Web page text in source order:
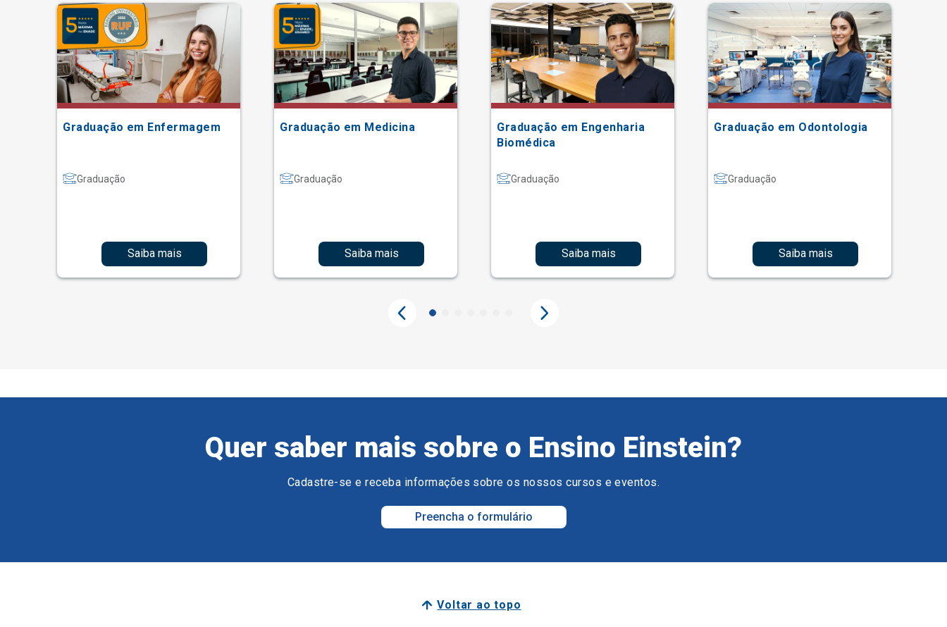
Graduação em Enfermagem
Graduação
Saiba mais
Graduação em Medicina
Graduação
Saiba mais
Graduação em Engenharia
Biomédica
Graduação
Saiba mais
Graduação em Odontologia
Graduação
Saiba mais
Quer saber mais sobre o Ensino Einstein?
Cadastre-se e receba informações sobre os nossos cursos e eventos.
Preencha o formulário
Voltar ao topo